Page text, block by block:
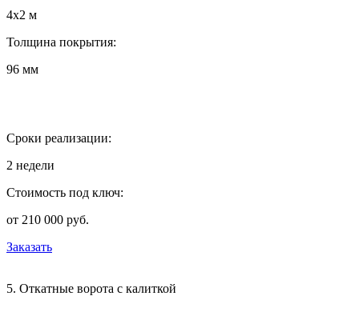
4х2 м
Толщина покрытия:
96 мм
Сроки реализации:
2 недели
Стоимость под ключ:
от 210 000 руб.
Заказать
5. Откатные ворота с калиткой